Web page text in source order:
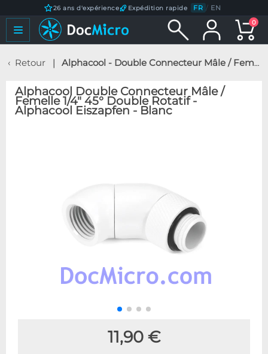
26 ans d'expérience Expédition rapide FR / EN
0
Retour Alphacool - Double Connecteur Mâle / Femelle 1/4" 45° Double Rotatif - Alphacool Eiszapfen - Blanc
Alphacool Double Connecteur Mâle /
Femelle 1/4" 45° Double Rotatif -
Alphacool Eiszapfen - Blanc
11,90 €